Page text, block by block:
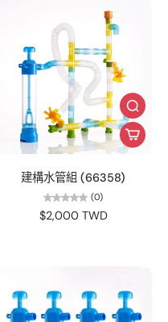
建構水管組 (66358)
(0)
$2,000 TWD